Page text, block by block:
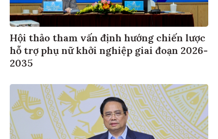
Hội thảo tham vấn định hướng chiến lược
hỗ trợ phụ nữ khởi nghiệp giai đoạn 2026-
2035